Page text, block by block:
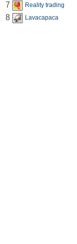
7 Reality trading
8 Lavacapaca